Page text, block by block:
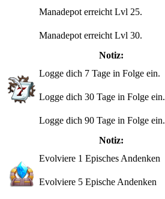
Manadepot erreicht Lvl 25.
Manadepot erreicht Lvl 30.
Notiz:
Logge dich 7 Tage in Folge ein.
Logge dich 30 Tage in Folge ein.
Logge dich 90 Tage in Folge ein.
Notiz:
Evolviere 1 Episches Andenken
Evolviere 5 Epische Andenken